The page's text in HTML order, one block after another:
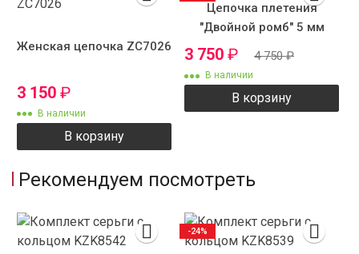
Женская цепочка ZC7026
3 150 ₽
В наличии
В корзину
Цепочка плетения
"Двойной ромб" 5 мм
3 750 ₽ 4 750₽
В наличии
В корзину
Рекомендуем посмотреть
-24%